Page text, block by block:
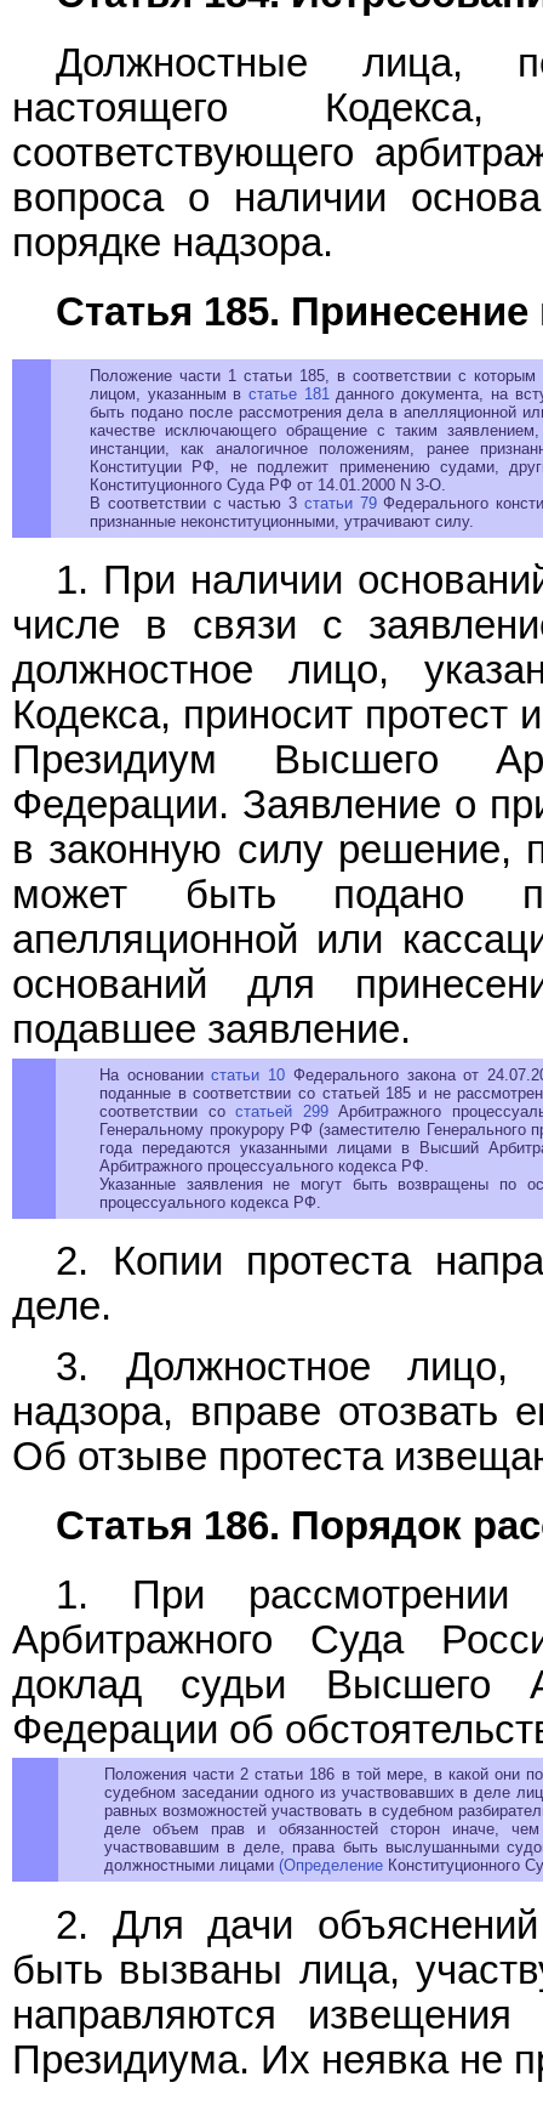
Должностные лица,
настоящего
соответствующего
вопроса о наличии
порядке надзора.
Статья 185. Принесение
Положение части 1 статьи 185, в соответствии с
лицом, указанным встатье 181 данного документа, на
быть подано после рассмотрения дела в апелляционной
качестве исключающего обращение с таким
инстанции, как аналогичное положениям, ранее
Конституции РФ, не подлежит применению судами,
Конституционного Суда РФ от 14.01.2000 N 3-О.
В соответствии с частью 3 статьи 79Федерального
признанные неконституционными, утрачивают силу.
1. При наличии
числе в связи с
должностное лицо,
Кодекса, приносит протест
Президиум Высшего
Федерации. Заявление о
в законную силу решение,
может быть подано
апелляционной или
оснований для
подавшее заявление.
На основаниистатьи 10 Федерального закона от
поданные в соответствии со статьей 185 и не
соответствии со статьей 299Арбитражного
Генеральному прокурору РФ (заместителю
года передаются указанными лицами в Высший
Арбитражного процессуального кодекса РФ.
Указанные заявления не могут быть возвращены по
процессуального кодекса РФ.
2. Копии протеста
деле.
3. Должностное лицо,
надзора, вправе отозвать
Об отзыве протеста
Статья 186. Порядок
1. При рассмотрении
Арбитражного Суда
доклад судьи Высшего
Федерации об
Положения части 2 статьи 186 в той мере, в какой они
судебном заседании одного из участвовавших в деле
равных возможностей участвовать в судебном
деле объем прав и обязанностей сторон иначе,
участвовавшим в деле, права быть выслушанными
должностными лицами (Определение Конституционного
2. Для дачи
быть вызваны лица,
направляются
Президиума. Их неявка не